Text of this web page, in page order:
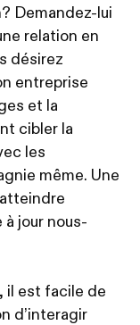
Demandez-lui
relation en
désirez
entreprise
et la
cibler la
les
même. Une
jour nous-
il est facile de
d’interagir